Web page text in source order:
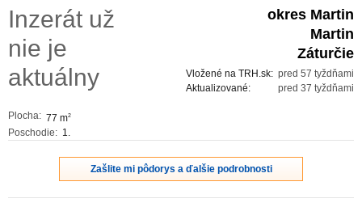
ZVÝRAZNENIE REALITNÝCH INZERÁTOV
Inzerát už
nie je
aktuálny
Plocha: 77 m2
Poschodie: 1.
okres Martin
Martin
Záturčie
pred 57 tyždňami
Vložené na TRH.sk:
pred 37 tyždňami
Aktualizované:
Zašlite mi pôdorys a ďalšie podrobnosti